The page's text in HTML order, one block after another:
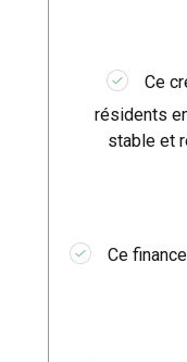
Ce
résidents
stable et
Ce